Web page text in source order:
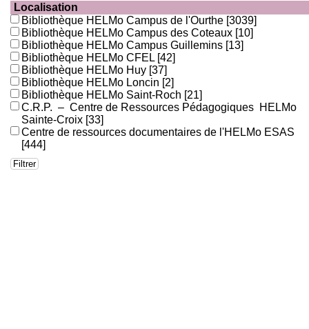
Localisation
Bibliothèque HELMo Campus de l'Ourthe [3039]
Bibliothèque HELMo Campus des Coteaux [10]
Bibliothèque HELMo Campus Guillemins [13]
Bibliothèque HELMo CFEL [42]
Bibliothèque HELMo Huy [37]
Bibliothèque HELMo Loncin [2]
Bibliothèque HELMo Saint-Roch [21]
C.R.P. – Centre de Ressources Pédagogiques HELMo
Sainte-Croix [33]
Centre de ressources documentaires de l'HELMo ESAS
[444]